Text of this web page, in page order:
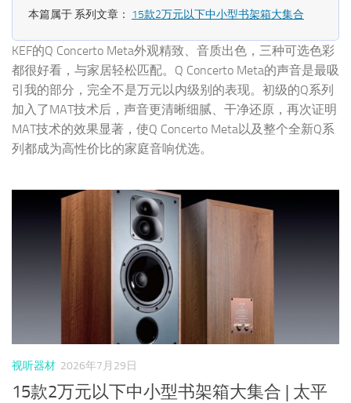
本篇属于 系列文章： 15款2万元以下中小型书架箱大集合
KEF的Q Concerto Meta外观精致、音质出色，三种可选色彩
都很好看，与家居轻松匹配。Q Concerto Meta的声音是最吸
引我的部分，完全不是万元以内级别的表现。初级的Q系列
加入了MAT技术后，声音更清晰细腻、干净还原，再次证明
MAT技术的效果显著，使Q Concerto Meta以及整个全新Q系
列都成为高性价比的家庭音响优选。
视听器材 2026年7月29日
15款2万元以下中小型书架箱大集合 | 太平